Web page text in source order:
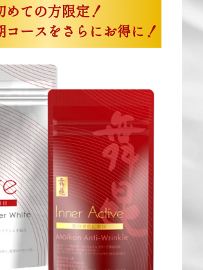
めての方限定！
コースをさらにお得に！